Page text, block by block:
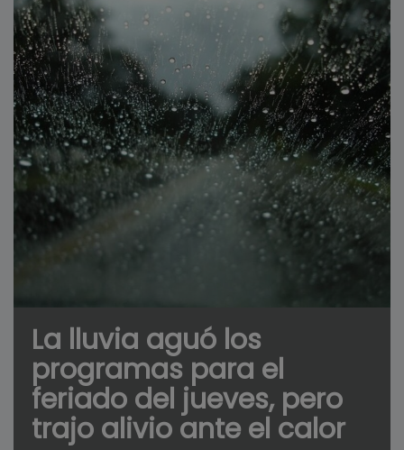
La lluvia aguó los
programas para el
feriado del jueves, pero
trajo alivio ante el calor